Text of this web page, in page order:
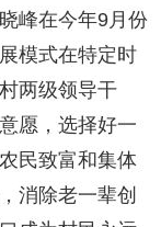
峰在今年9月份
模式在特定时
两级领导干
愿，选择好一
民致富和集体
消除老一辈创